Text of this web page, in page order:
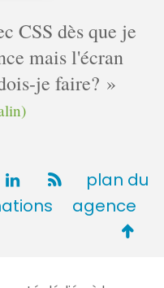
CSS dès que je
mais l'écran
je faire?
plan du
agence